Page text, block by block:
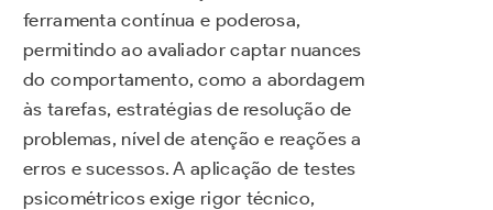
ferramenta contínua e poderosa,
permitindo ao avaliador captar nuances
do comportamento, como a abordagem
às tarefas, estratégias de resolução de
problemas, nível de atenção e reações a
erros e sucessos. A aplicação de testes
psicométricos exige rigor técnico,